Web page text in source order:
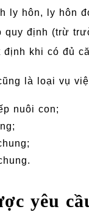
ly hôn, ly hôn
quy định (trừ
định khi có đủ
là loại vụ
nuôi con;
yêu